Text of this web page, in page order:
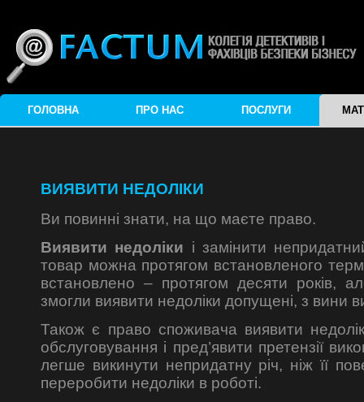
ГОЛОВНА ПРО НАС ПОСЛУГИ
ВИЯВИТИ НЕДОЛІКИ
Ви повинні знати, на що маєте право.
Виявити недоліки і замінити
товар можна протягом встановленого
встановлено – протягом десяти років,
змогли виявити недоліки допущені, з вини
Також є право споживача виявити
обслуговування і пред’явити претензії
легше викинути непридатну річ, ніж її
переробити недоліки в роботі.